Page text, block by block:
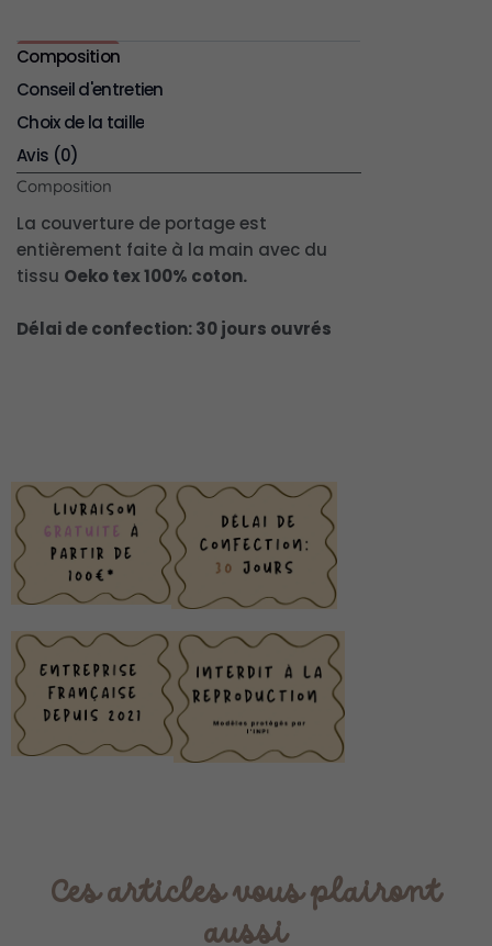
Composition
Conseil d'entretien
Choix de la taille
Avis (0)
Composition
La couverture de portage est
entièrement faite à la main avec du
tissu Oeko tex 100% coton.
Délai de confection: 30 jours ouvrés
Ces articles vous plairont
aussi